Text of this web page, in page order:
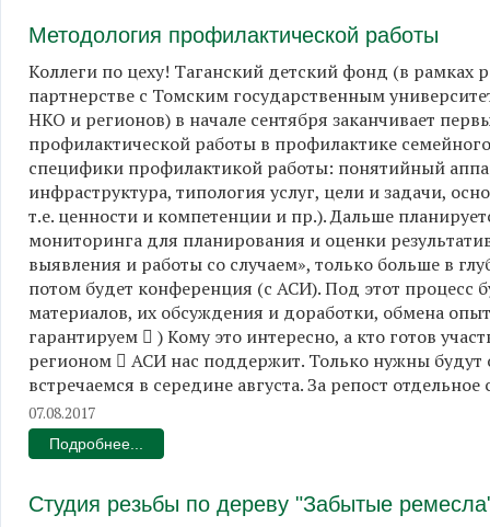
Методология профилактической работы
Коллеги по цеху! Таганский детский фонд (в рамках
партнерстве с Томским государственным
НКО и регионов) в начале сентября заканчивает
профилактической работы в профилактике
специфики профилактикой работы: понятийный
инфраструктура, типология услуг, цели и задачи,
т.е. ценности и компетенции и пр.). Дальше
мониторинга для планирования и оценки
выявления и работы со случаем», только больше в
потом будет конференция (с АСИ). Под этот процесс
материалов, их обсуждения и доработки, обмена
гарантируем  ) Кому это интересно, а кто готов
регионом  АСИ нас поддержит. Только нужны
встречаемся в середине августа. За репост отдельное
07.08.2017
Подробнее...
Студия резьбы по дереву "Забытые